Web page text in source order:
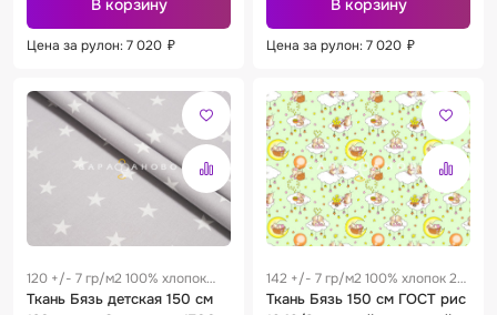
В корзину
Цена за рулон: 7 020 ₽
В корзину
Цена за рулон: 7 020 ₽
120 +/- 7 гр/м2 100% хлопок
0.28 м
Ткань Бязь детская 150 см
142 +/- 7 гр/м2 100% хлопок 28
см
Ткань Бязь 150 см ГОСТ рис